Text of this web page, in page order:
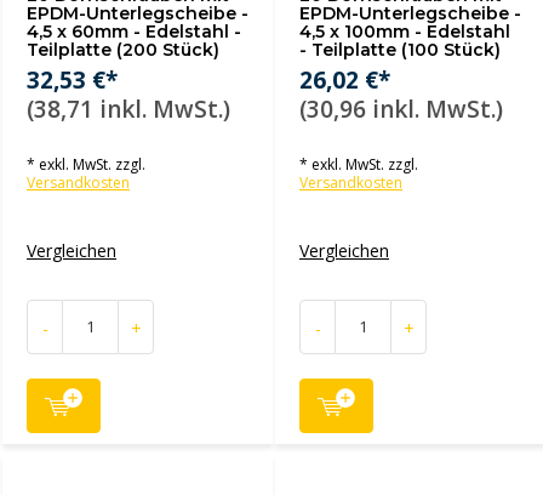
EPDM-Unterlegscheibe -
4,5 x 60mm - Edelstahl -
Teilplatte (200 Stück)
32,53 €*
(38,71 inkl. MwSt.)
* exkl. MwSt. zzgl.
Versandkosten
Vergleichen
- +
EPDM-Unterlegscheibe -
4,5 x 100mm - Edelstahl
- Teilplatte (100 Stück)
26,02 €*
(30,96 inkl. MwSt.)
* exkl. MwSt. zzgl.
Versandkosten
Vergleichen
- +